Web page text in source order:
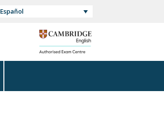
Español